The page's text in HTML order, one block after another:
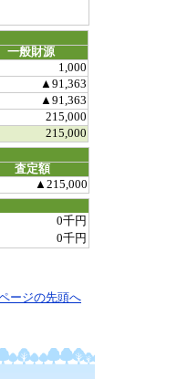
一般財源
1,000
▲91,363
▲91,363
215,000
215,000
査定額
▲215,000
0千円
0千円
ージの先頭へ